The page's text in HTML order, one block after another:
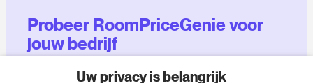
Probeer RoomPriceGenie voor
jouw bedrijf
Uw privacy is belangrijk